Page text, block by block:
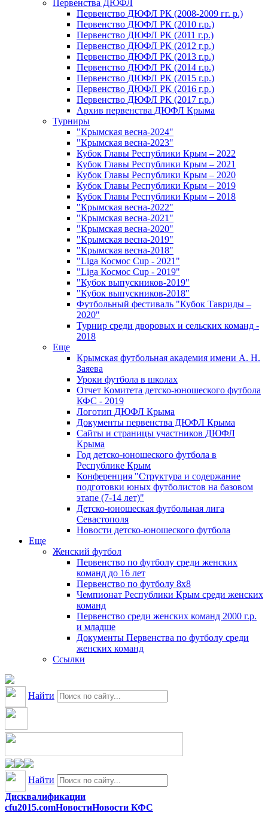
Первенства ДЮФЛ
Первенство ДЮФЛ РК (2008-2009 гг. р.)
Первенство ДЮФЛ РК (2010 г.р.)
Первенство ДЮФЛ РК (2011 г.р.)
Первенство ДЮФЛ РК (2012 г.р.)
Первенство ДЮФЛ РК (2013 г.р.)
Первенство ДЮФЛ РК (2014 г.р.)
Первенство ДЮФЛ РК (2015 г.р.)
Первенство ДЮФЛ РК (2016 г.р.)
Первенство ДЮФЛ РК (2017 г.р.)
Архив первенства ДЮФЛ Крыма
Турниры
"Крымская весна-2024"
"Крымская весна-2023"
Кубок Главы Республики Крым – 2022
Кубок Главы Республики Крым – 2021
Кубок Главы Республики Крым – 2020
Кубок Главы Республики Крым – 2019
Кубок Главы Республики Крым – 2018
"Крымская весна-2022"
"Крымская весна-2021"
"Крымская весна-2020"
"Крымская весна-2019"
"Крымская весна-2018"
"Liga Космос Cup - 2021"
"Liga Космос Cup - 2019"
"Кубок выпускников-2019"
"Кубок выпускников-2018"
Футбольный фестиваль "Кубок Тавриды –
2020"
Турнир среди дворовых и сельских команд -
2018
Еще
Крымская футбольная академия имени А. Н.
Заяева
Уроки футбола в школах
Отчет Комитета детско-юношеского футбола
КФС - 2019
Логотип ДЮФЛ Крыма
Документы первенства ДЮФЛ Крыма
Сайты и страницы участников ДЮФЛ
Крыма
Год детско-юношеского футбола в
Республике Крым
Конференция "Структура и содержание
подготовки юных футболистов на базовом
этапе (7-14 лет)"
Детско-юношеская футбольная лига
Севастополя
Новости детско-юношеского футбола
Еще
Женский футбол
Первенство по футболу среди женских
команд до 16 лет
Первенство по футболу 8х8
Чемпионат Республики Крым среди женских
команд
Первенство среди женских команд 2000 г.р.
и младше
Документы Первенства по футболу среди
женских команд
Ссылки
Найти
Найти
Дисквалификации
cfu2015.comНовостиНовости КФС